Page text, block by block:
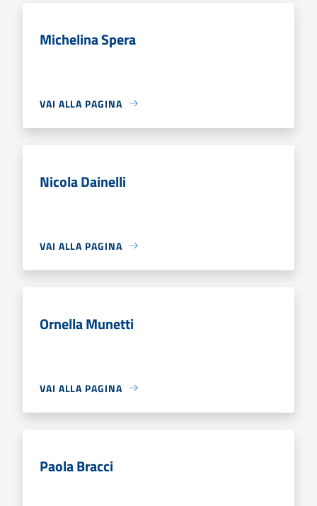
Michelina Spera
VAI ALLA PAGINA
Nicola Dainelli
VAI ALLA PAGINA
Ornella Munetti
VAI ALLA PAGINA
Paola Bracci